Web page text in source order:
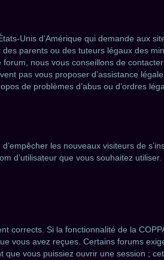
Unis d’Amérique qui demande aux
parents ou des tuteurs légaux des
nous vous conseillons de
pas vous proposer d’assistance
de problèmes d’abus ou d’ordres
les nouveaux visiteurs de
d’utilisateur que vous souhaitez
corrects. Si la fonctionnalité de la
vous avez reçues. Certains forums
vous puissiez ouvrir une session ;